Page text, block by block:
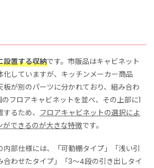
設置する収納です。市販品はキャビネット
化していますが、キッチンメーカー商品
板が別のパーツに分かれており、組み合わ
フロアキャビネットを並べ、その上部に1
るため、 フロアキャビネットの選択によ
ができるのが大きな特徴です。
内部仕様には、「可動棚タイプ」「浅い引
合わせたタイプ」「3〜4段の引き出しタイ